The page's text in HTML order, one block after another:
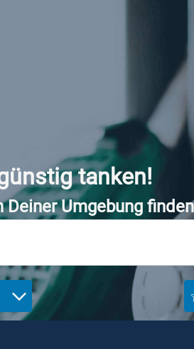
tanken!
Deiner Umgebung finden